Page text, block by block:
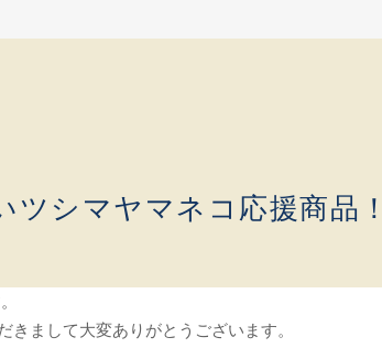
シマヤマネコ応援商品！
まして大変ありがとうございます。